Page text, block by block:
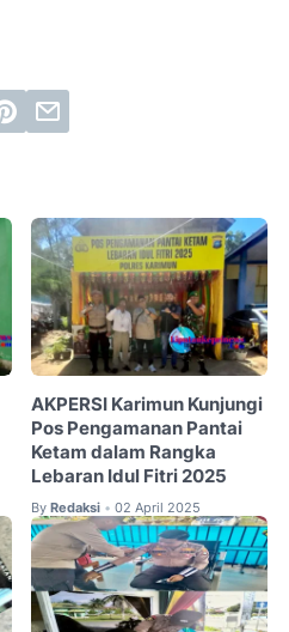
AKPERSI Karimun Kunjungi
Pos Pengamanan Pantai
Ketam dalam Rangka
Lebaran Idul Fitri 2025
By Redaksi • 02 April 2025